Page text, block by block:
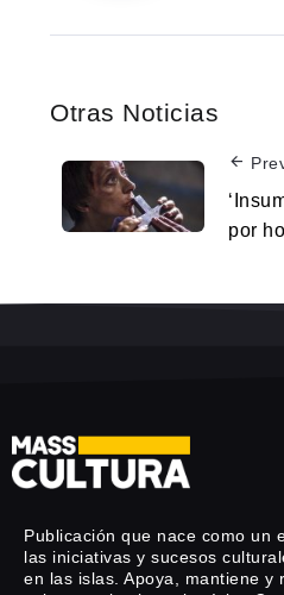
Otras Noticias
por
Publicación que nace como un
las iniciativas y sucesos
en las islas. Apoya, mantiene y